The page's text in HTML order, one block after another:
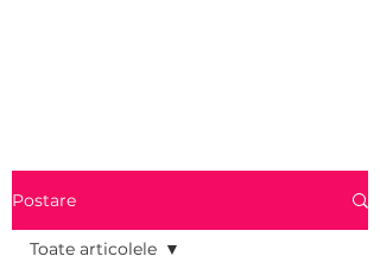
Postare
Toate articolele